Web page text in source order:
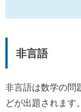
非言語
非言語は数学の問
どが出題されます。